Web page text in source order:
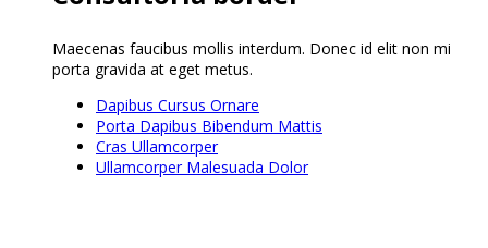
Maecenas faucibus mollis interdum. Donec id elit non mi
porta gravida at eget metus.
Dapibus Cursus Ornare
Porta Dapibus Bibendum Mattis
Cras Ullamcorper
Ullamcorper Malesuada Dolor